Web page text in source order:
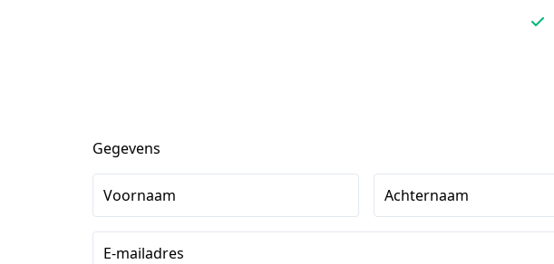
Gegevens
Voornaam Achternaam
E-mailadres